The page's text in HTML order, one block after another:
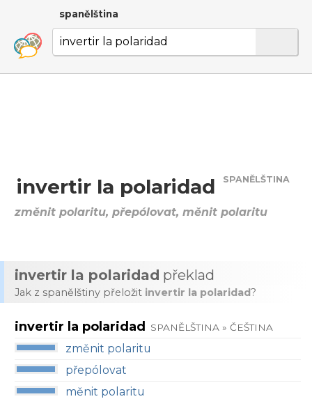
spanělština
invertir la polaridad SPANĚLŠTINA
změnit polaritu, přepólovat, měnit polaritu
invertir la polaridad překlad
Jak z spanělštiny přeložit invertir la polaridad?
invertir la polaridad SPANĚLŠTINA » ČEŠTINA
změnit polaritu
přepólovat
měnit polaritu